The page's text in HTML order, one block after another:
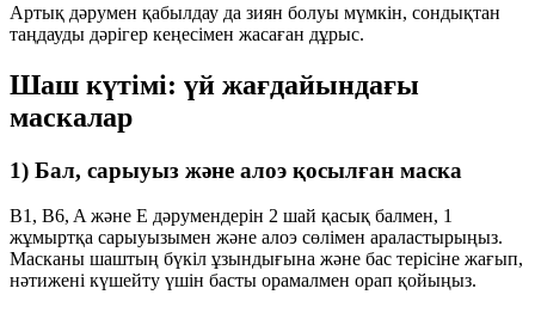
Артық дәрумен қабылдау да зиян болуы мүмкін, сондықтан
таңдауды дәрігер кеңесімен жасаған дұрыс.
Шаш күтімі: үй жағдайындағы
маскалар
1) Бал, сарыуыз және алоэ қосылған маска
B1, B6, A және E дәрумендерін 2 шай қасық балмен, 1
жұмыртқа сарыуызымен және алоэ сөлімен араластырыңыз.
Масканы шаштың бүкіл ұзындығына және бас терісіне жағып,
нәтижені күшейту үшін басты орамалмен орап қойыңыз.